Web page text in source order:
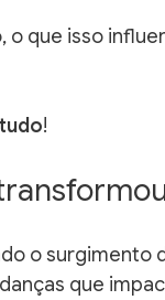
que isso
!
o surgimento
que